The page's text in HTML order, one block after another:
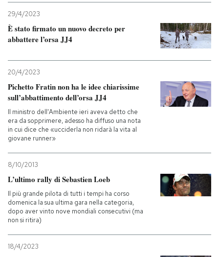
CALENDARIO
Entra
29/4/2023
È stato firmato un nuovo decreto per
abbattere l’orsa JJ4
20/4/2023
Pichetto Fratin non ha le idee chiarissime
sull’abbattimento dell’orsa JJ4
Il ministro dell'Ambiente ieri aveva detto che
era da sopprimere, adesso ha diffuso una nota
in cui dice che «ucciderla non ridarà la vita al
giovane runner»
8/10/2013
L’ultimo rally di Sebastien Loeb
Il più grande pilota di tutti i tempi ha corso
domenica la sua ultima gara nella categoria,
dopo aver vinto nove mondiali consecutivi (ma
non si ritira)
18/4/2023